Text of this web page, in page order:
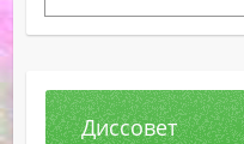
Диссовет